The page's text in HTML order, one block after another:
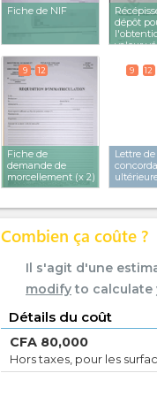
Fiche de NIF
dépôt
valeur
droits
Fiche de
demande de
morcellement (x 2)
9 12
Lettre
9 12
Combien ça coûte ?
Il s'agit d'une
modifyto calculate
Détails du coût
CFA 80,000
Hors taxes, pour les